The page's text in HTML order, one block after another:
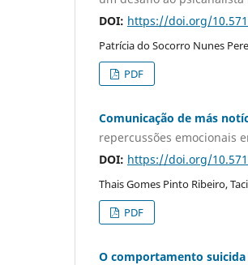
DOI: https://doi.org/
Patrícia do Socorro Nunes
PDF
Comunicação de más
repercussões emocionais
DOI: https://doi.org/
Thais Gomes Pinto Ribeiro,
PDF
O comportamento